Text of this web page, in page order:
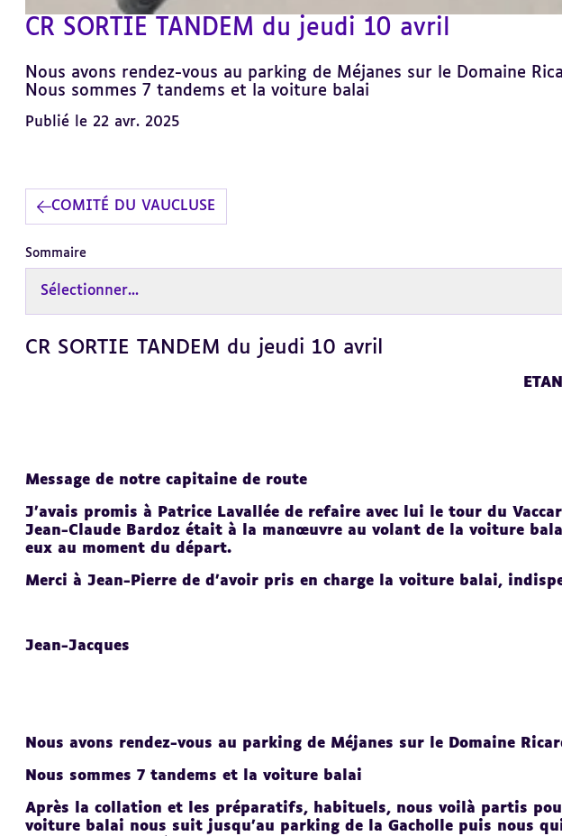
CR SORTIE TANDEM du jeudi 10 avril
Nous avons rendez-vous au parking de Méjanes sur le Domaine
Nous sommes 7 tandems et la voiture balai
Publié le 22 avr. 2025
COMITÉ DU VAUCLUSE
Sommaire
Sélectionner...
CR SORTIE TANDEM du jeudi 10 avril
Message de notre capitaine de route
J’avais promis à Patrice Lavallée de refaire avec lui le tour du
Jean-Claude Bardoz était à la manœuvre au volant de la voiture
eux au moment du départ.
Merci à Jean-Pierre de d’avoir pris en charge la voiture balai,
Jean-Jacques
Nous avons rendez-vous au parking de Méjanes sur le Domaine
Nous sommes 7 tandems et la voiture balai
Après la collation et les préparatifs, habituels, nous voilà partis
voiture balai nous suit jusqu’au parking de la Gacholle puis nous
Revenir